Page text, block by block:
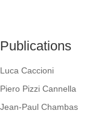
Publications
Luca Caccioni
Piero Pizzi Cannella
Jean-Paul Chambas